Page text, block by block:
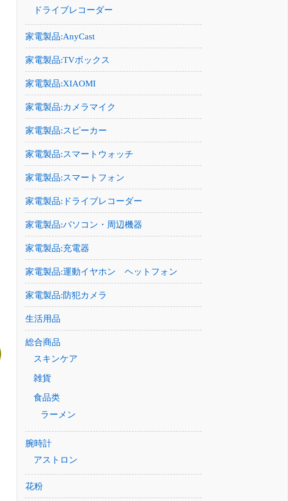
ドライブレコーダー
家電製品:AnyCast
家電製品:TVボックス
家電製品:XIAOMI
家電製品:カメラマイク
家電製品:スピーカー
家電製品:スマートウォッチ
家電製品:スマートフォン
家電製品:ドライブレコーダー
家電製品:パソコン・周辺機器
家電製品:充電器
家電製品:運動イヤホン ヘットフォン
家電製品:防犯カメラ
生活用品
総合商品
スキンケア
雑貨
食品类
ラーメン
腕時計
アストロン
花粉